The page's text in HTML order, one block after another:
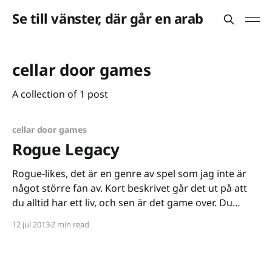
Se till vänster, där går en arab
cellar door games
A collection of 1 post
cellar door games
Rogue Legacy
Rogue-likes, det är en genre av spel som jag inte är
något större fan av. Kort beskrivet går det ut på att
du alltid har ett liv, och sen är det game over. Du
spelar blir du bättre och kan
12 jul 20132 min read